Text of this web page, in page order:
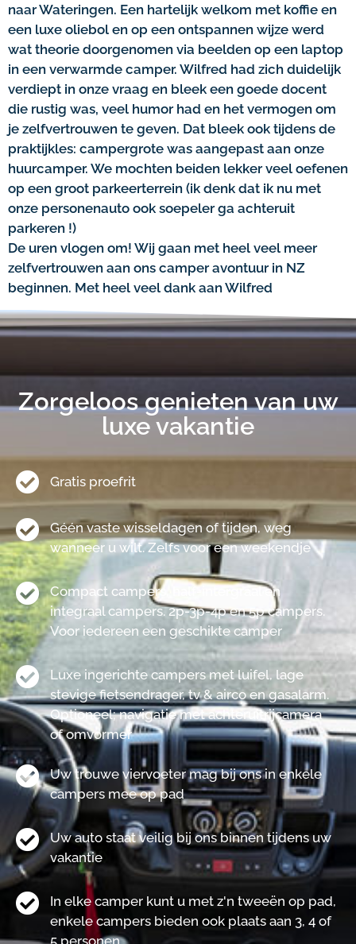
naar Wateringen. Een hartelijk welkom met koffie en
een luxe oliebol en op een ontspannen wijze werd
wat theorie doorgenomen via beelden op een laptop
in een verwarmde camper. Wilfred had zich duidelijk
verdiept in onze vraag en bleek een goede docent
die rustig was, veel humor had en het vermogen om
je zelfvertrouwen te geven. Dat bleek ook tijdens de
praktijkles: campergrote was aangepast aan onze
huurcamper. We mochten beiden lekker veel oefenen
op een groot parkeerterrein (ik denk dat ik nu met
onze personenauto ook soepeler ga achteruit
parkeren !)
De uren vlogen om! Wij gaan met heel veel meer
zelfvertrouwen aan ons camper avontuur in NZ
beginnen. Met heel veel dank aan Wilfred
Zorgeloos genieten van uw
luxe vakantie
Gratis proefrit
Géén vaste wisseldagen of tijden, weg
wanneer u wilt. Zelfs voor een weekendje
Compact campers, half-intergraal en
integraal campers. 2p-3p-4p en 5p campers.
Voor iedereen een geschikte camper
Luxe ingerichte campers met luifel, lage
stevige fietsendrager, tv & airco en gasalarm.
Optioneel; navigatie met achteruitrijcamera
of omvormer
Uw trouwe viervoeter mag bij ons in enkele
campers mee op pad
Uw auto staat veilig bij ons binnen tijdens uw
vakantie
In elke camper kunt u met z'n tweeën op pad,
enkele campers bieden ook plaats aan 3, 4 of
5 personen